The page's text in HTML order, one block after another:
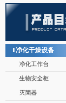
净化干燥设备
净化工作台
生物安全柜
灭菌器